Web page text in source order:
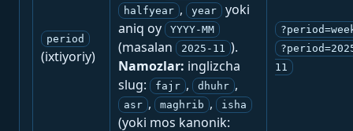
period
(ixtiyoriy)
halfyear , year
yoki
aniq oy
YYYY-MM
(masalan 2025-11 ).
Namozlar: inglizcha
slug:
fajr , dhuhr ,
asr , maghrib , isha
(yoki mos kanonik:
11